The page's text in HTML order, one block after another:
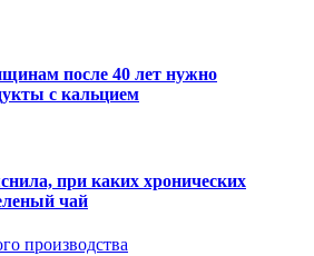
после 40 лет нужно
с кальцием
при каких хронических
чай
производства